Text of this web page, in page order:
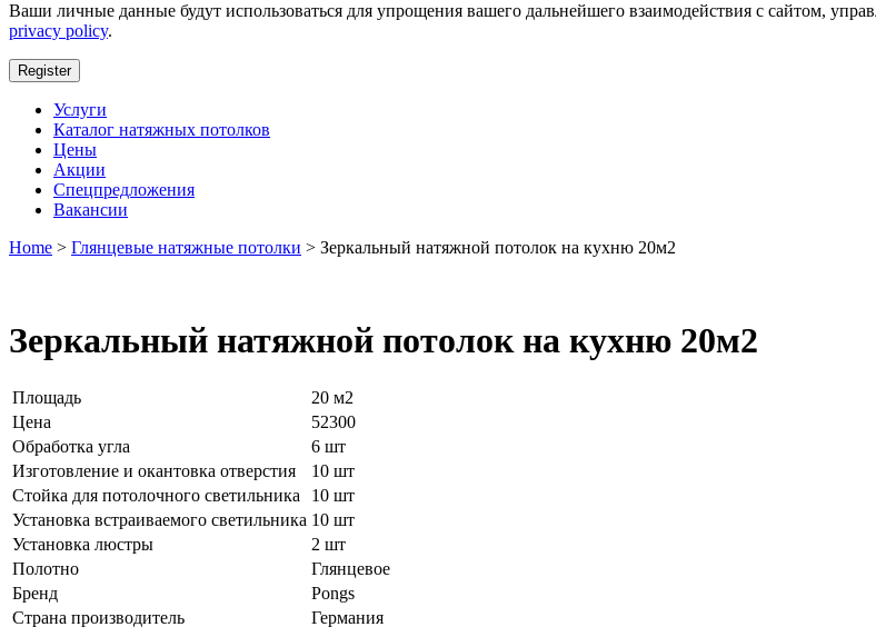
Ваши личные данные будут использоваться для упрощения вашего дальнейшего взаимодействия с сайтом,
privacy policy.
Register
Услуги
Каталог натяжных потолков
Цены
Акции
Спецпредложения
Вакансии
Home > Глянцевые натяжные потолки > Зеркальный натяжной потолок на кухню 20м2
Зеркальный натяжной потолок на кухню 20м2
Площадь
20 м2
Цена
52300
Обработка угла
6 шт
Изготовление и окантовка отверстия
10 шт
Стойка для потолочного светильника
10 шт
Установка встраиваемого светильника 10 шт
Установка люстры
2 шт
Полотно
Глянцевое
Бренд
Pongs
Страна производитель
Германия